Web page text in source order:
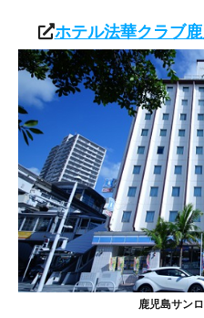
ホテル法華クラブ
鹿児島サン